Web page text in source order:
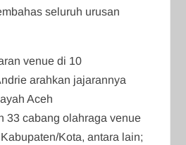
seluruh urusan
venue di 10
arahkan jajarannya
Aceh
33 cabang olahraga venue
Kota, antara lain;